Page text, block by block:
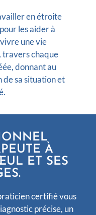
en étroite
les aider à
une vie
travers chaque
donnant au
de sa situation et
À
ET SES
certifié vous
précise, un